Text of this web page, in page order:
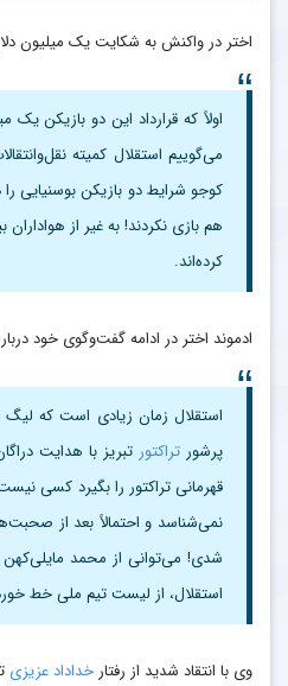
اختر در واکنش به شکایت یک میلیون
می‌گوییم استقلال کمیته
کوجو شرایط دو بازیکن بوسنیایی
کرده‌اند.
ادموند اختر در ادامه گفت‌وگوی خود
استقلال زمان زیادی است که لیگ
پرشورتراکتور تبریز با هدایت
قهرمانی تراکتور را بگیرد کسی
نمی‌شناسد و احتمالاً بعد از
شدی! می‌توانی از محمد
استقلال، از لیست تیم ملی خط
وی با انتقاد شدید از رفتارخداداد عزیزی